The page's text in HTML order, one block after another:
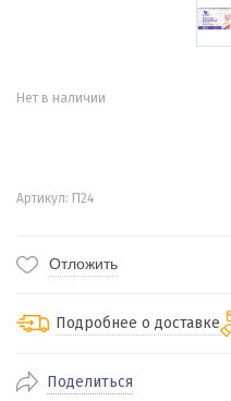
Нет в наличии
Артикул: П24
Отложить
Подробнее о доставке
По Екатеринбургу бесплатная
Поделиться